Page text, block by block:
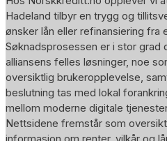
Hadeland tilbyr en trygg og
ønsker lån eller refinansiering fra
Søknadsprosessen er i stor grad
alliansens felles løsninger, noe
oversiktlig brukeropplevelse,
beslutning tas med lokal
mellom moderne digitale
Nettsidene fremstår som